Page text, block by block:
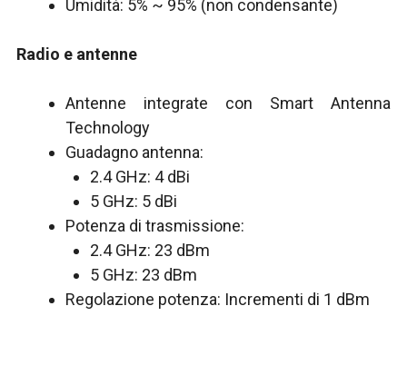
Umidità: 5% ~ 95% (non condensante)
Radio e antenne
Antenne integrate con Smart Antenna
Technology
Guadagno antenna:
2.4 GHz: 4 dBi
5 GHz: 5 dBi
Potenza di trasmissione:
2.4 GHz: 23 dBm
5 GHz: 23 dBm
Regolazione potenza: Incrementi di 1 dBm